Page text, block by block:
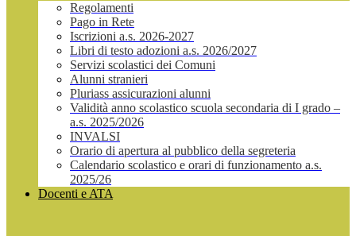
Regolamenti
Pago in Rete
Iscrizioni a.s. 2026-2027
Libri di testo adozioni a.s. 2026/2027
Servizi scolastici dei Comuni
Alunni stranieri
Pluriass assicurazioni alunni
Validità anno scolastico scuola secondaria di I grado –
a.s. 2025/2026
INVALSI
Orario di apertura al pubblico della segreteria
Calendario scolastico e orari di funzionamento a.s.
2025/26
Docenti e ATA